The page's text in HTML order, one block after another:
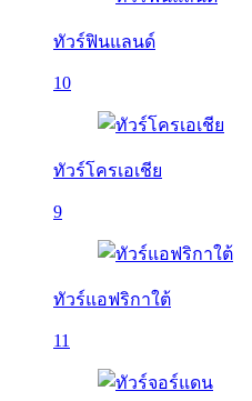
ทัวร์ฟินแลนด์
10
ทัวร์โครเอเชีย
9
ทัวร์แอฟริกาใต้
11